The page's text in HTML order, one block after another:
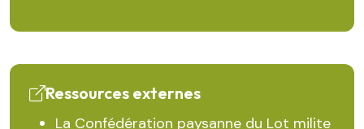
Ressources externes
La Confédération paysanne du Lot milite